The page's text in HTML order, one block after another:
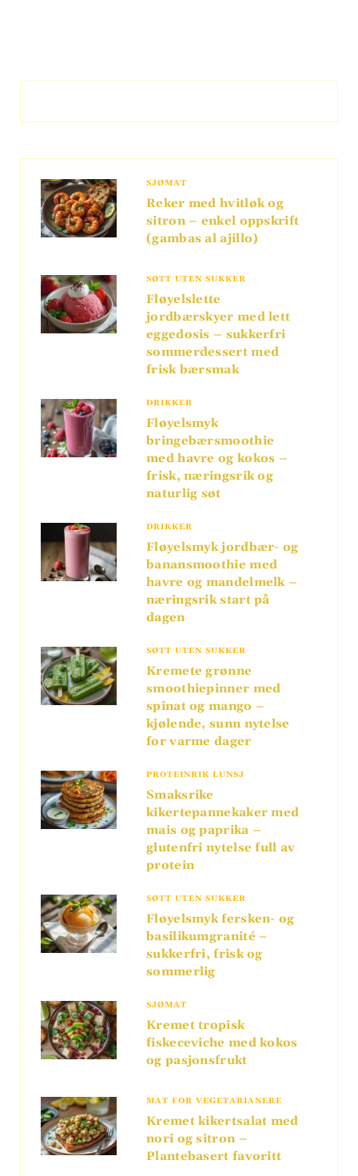
SJØMAT
Reker med hvitløk og
sitron – enkel oppskrift
(gambas al ajillo)
SØTT UTEN SUKKER
Fløyelslette
jordbærskyer med lett
eggedosis – sukkerfri
sommerdessert med
frisk bærsmak
DRIKKER
Fløyelsmyk
bringebærsmoothie
med havre og kokos –
frisk, næringsrik og
naturlig søt
DRIKKER
Fløyelsmyk jordbær- og
banansmoothie med
havre og mandelmelk –
næringsrik start på
dagen
SØTT UTEN SUKKER
Kremete grønne
smoothiepinner med
spinat og mango –
kjølende, sunn nytelse
for varme dager
PROTEINRIK LUNSJ
Smaksrike
kikertepannekaker med
mais og paprika –
glutenfri nytelse full av
protein
SØTT UTEN SUKKER
Fløyelsmyk fersken- og
basilikumgranité –
sukkerfri, frisk og
sommerlig
SJØMAT
Kremet tropisk
fiskeceviche med kokos
og pasjonsfrukt
MAT FOR VEGETARIANERE
Kremet kikertsalat med
nori og sitron –
Plantebasert favoritt